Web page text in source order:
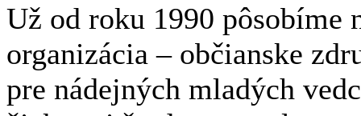
Už od roku 1990 pôsobíme
organizácia – občianske
pre nádejných mladých